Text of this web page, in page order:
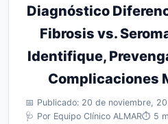
Diagnóstico
Fibrosis vs.
Identifique,
Complicaciones
📅 Publicado: 20 de noviembre,
🩺 Por Equipo Clínico ALMAR⏱️ 5